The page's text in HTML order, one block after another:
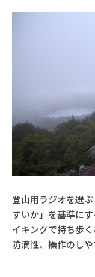
登山用ラジオを選
すいか」を基準に
イキングで持ち歩
防滴性、操作のしや